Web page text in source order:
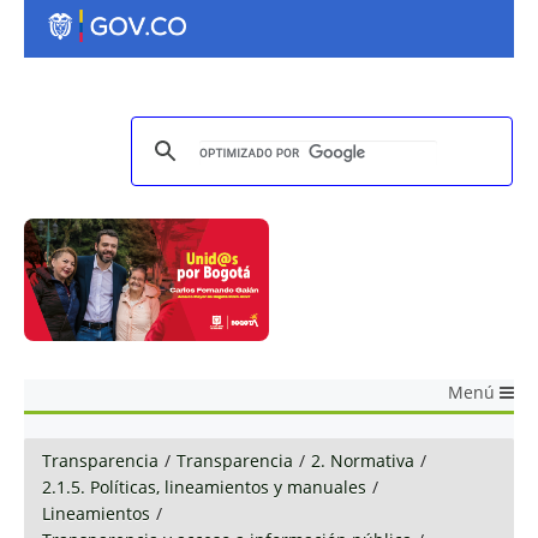
Menú
Transparencia / Transparencia / 2. Normativa /
2.1.5. Políticas, lineamientos y manuales /
Lineamientos /